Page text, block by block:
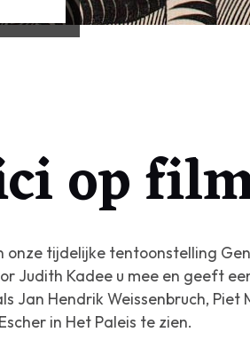
op
onze tijdelijke tentoonstelling
Judith Kadee u mee en geeft
Hendrik Weissenbruch, Piet
in Het Paleis te zien.